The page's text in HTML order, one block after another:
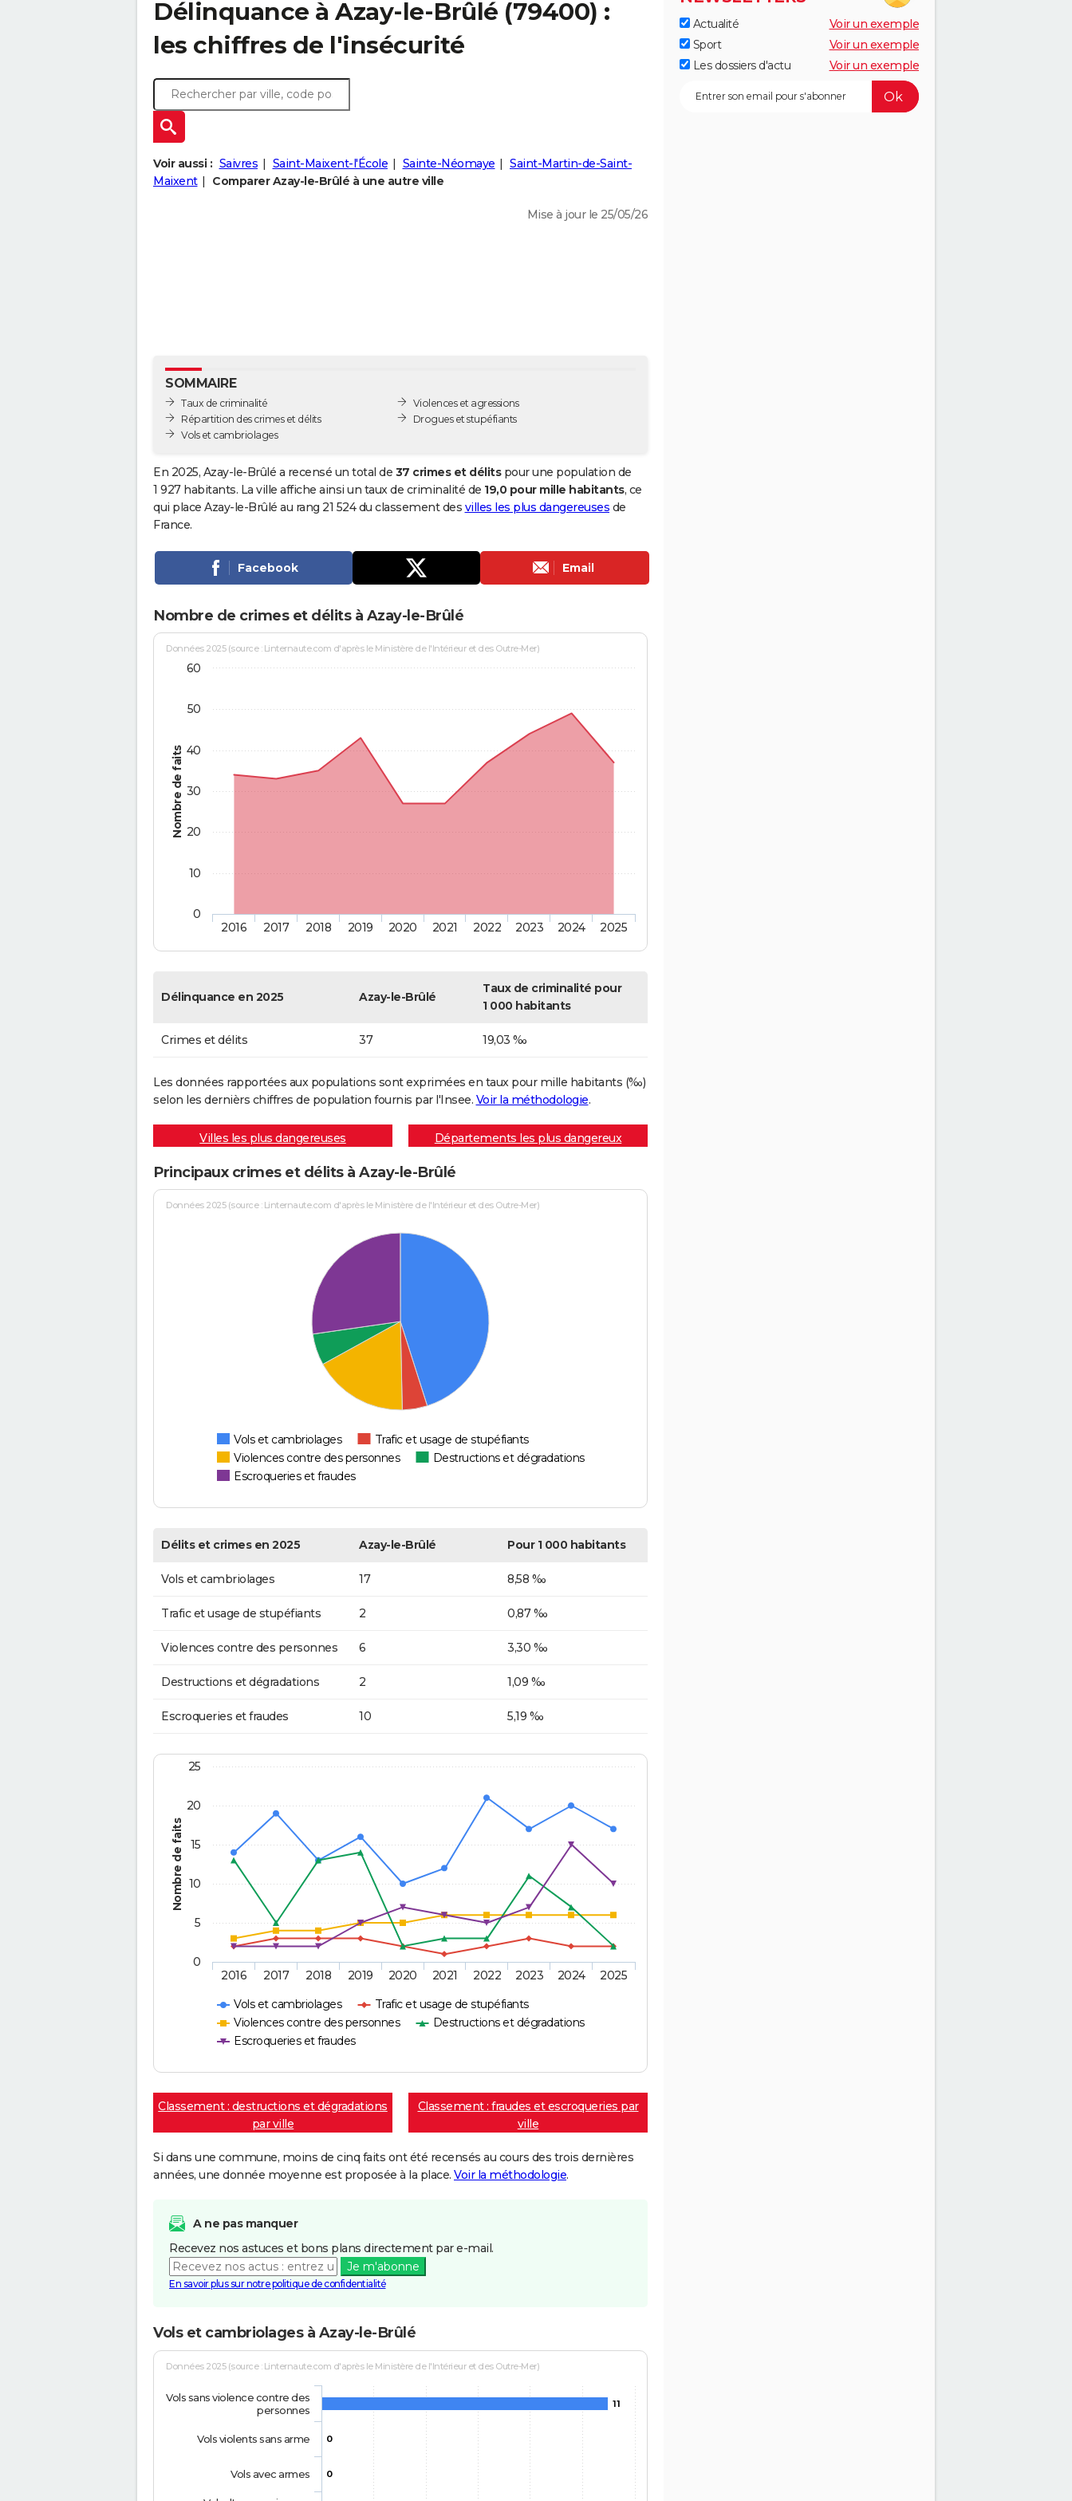
Délinquance à Azay-le-Brûlé (79400) :
les chiffres de l'insécurité
Voir aussi : Saivres Saint-Maixent-l'École Sainte-Néomaye
Saint-Martin-de-Saint-
Maixent
Comparer Azay-le-Brûlé à une autre ville
Mise à jour le 25/05/26
SOMMAIRE
Taux de criminalité
Répartition des crimes et délits
Vols et cambriolages
Violences et agressions
Drogues et stupéfiants
En 2025, Azay-le-Brûlé a recensé un total de 37 crimes et délitspour une population de
1 927 habitants. La ville affiche ainsi un taux de criminalité de 19,0 pour mille habitants, ce
qui place Azay-le-Brûlé au rang 21 524 du classement des villes les plus dangereuses de
France.
Facebook Email
Nombre de crimes et délits à Azay-le-Brûlé
Nombre de faits
Données 2025 (source : Linternaute.com d'après le Ministère de l'Intérieur et des Outre-Mer)
2016 2017 2018 2019 2020 2021 2022 2023 2024 2025
0
10
20
30
40
50
60
Délinquance en 2025 Azay-le-Brûlé
Taux de criminalité pour
1 000 habitants
Crimes et délits 37 19,03 ‰
Les données rapportées aux populations sont exprimées en taux pour mille habitants (‰)
selon les dernièrs chiffres de population fournis par l'Insee. Voir la méthodologie.
Villes les plus dangereuses Départements les plus dangereux
Principaux crimes et délits à Azay-le-Brûlé
Données 2025 (source : Linternaute.com d'après le Ministère de l'Intérieur et des Outre-Mer)
Vols et cambriolages
Trafic et usage de stupéfiants
Violences contre des personnes
Destructions et dégradations
Escroqueries et fraudes
Délits et crimes en 2025 Azay-le-Brûlé Pour 1 000 habitants
Vols et cambriolages 17 8,58 ‰
Trafic et usage de stupéfiants 2 0,87 ‰
Violences contre des personnes 6 3,30 ‰
Destructions et dégradations 2 1,09 ‰
Escroqueries et fraudes 10 5,19 ‰
Nombre de faits
Vols et cambriolages
Trafic et usage de stupéfiants
Violences contre des personnes
Destructions et dégradations
Escroqueries et fraudes
2016 2017 2018 2019 2020 2021 2022 2023 2024 2025
0
5
10
15
20
25
Classement : destructions et dégradations
par ville
Classement : fraudes et escroqueries par
ville
Si dans une commune, moins de cinq faits ont été recensés au cours des trois dernières
années, une donnée moyenne est proposée à la place. Voir la méthodologie.
A ne pas manquer
Recevez nos astuces et bons plans directement par e-mail.
Je m'abonne
En savoir plus sur notre politique de confidentialité
Vols et cambriolages à Azay-le-Brûlé
Données 2025 (source : Linternaute.com d'après le Ministère de l'Intérieur et des Outre-Mer)
11
0
0
Vols sans violence contre des
personnes
Vols violents sans arme
Vols avec armes
Actualité
Voir un exemple
Sport
Voir un exemple
Les dossiers d'actu
Voir un exemple